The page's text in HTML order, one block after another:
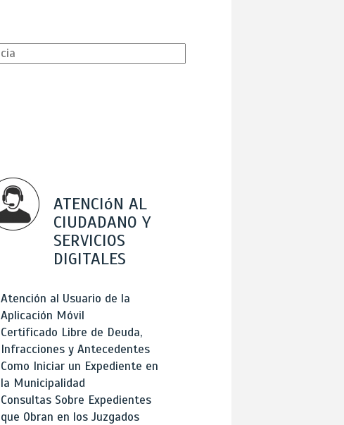
ATENCIóN AL
CIUDADANO Y
SERVICIOS
DIGITALES
Atención al Usuario de la
Aplicación Móvil
Certificado Libre de Deuda,
Infracciones y Antecedentes
Como Iniciar un Expediente en
la Municipalidad
Consultas Sobre Expedientes
que Obran en los Juzgados